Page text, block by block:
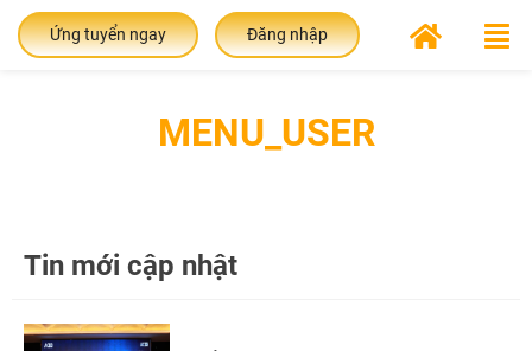
Ứng tuyển ngay Đăng nhập
MENU_USER
Tin mới cập nhật